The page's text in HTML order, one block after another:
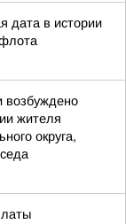
дата в истории
возбуждено
жителя
округа,